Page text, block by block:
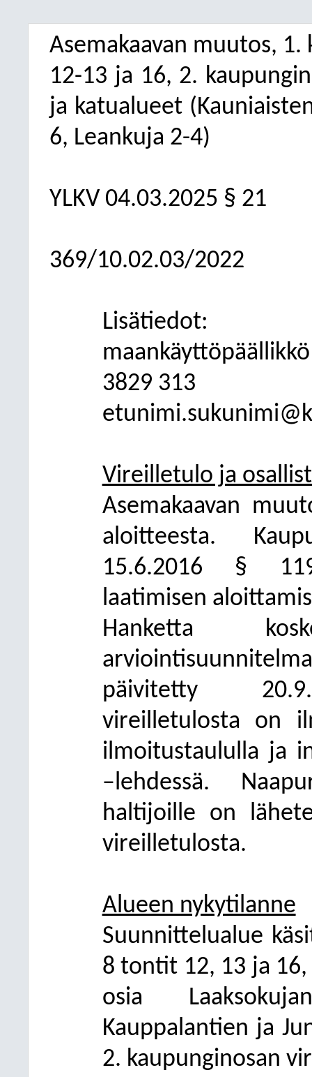
Asemakaavan muutos,
12-13 ja 16, 2.
ja katualueet
6, Leankuja 2-4)
YLKV 04.03.2025 § 21
369/10.02.03/2022
Lisätiedot:
3829 313
Vireilletulo ja
Asemakaavan
aloitteesta.
15.6.2016 §
laatimisen
Hanketta
päivitetty
vireilletulosta on
ilmoitustaululla ja
–lehdessä.
haltijoille on
vireilletulosta.
Alueen nykytilanne
Suunnittelualue
8 tontit 12, 13 ja
osia
Kauppalantien ja
2. kaupunginosan